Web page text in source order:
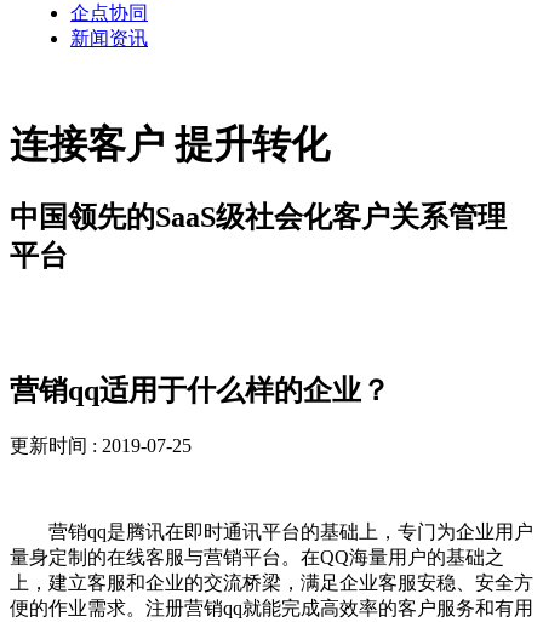
企点协同
新闻资讯
连接客户 提升转化
中国领先的SaaS级社会化客户关系管理
平台
营销qq适用于什么样的企业？
更新时间 : 2019-07-25
营销qq是腾讯在即时通讯平台的基础上，专门为企业用户
量身定制的在线客服与营销平台。在QQ海量用户的基础之
上，建立客服和企业的交流桥梁，满足企业客服安稳、安全方
便的作业需求。注册营销qq就能完成高效率的客户服务和有用